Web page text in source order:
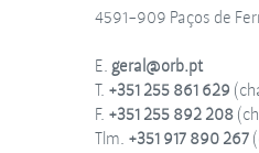
4591-909 Paços de
E.geral@orb.pt
T. +351 255 861 629
F. +351 255 892 208
Tlm. +351 917 890 267